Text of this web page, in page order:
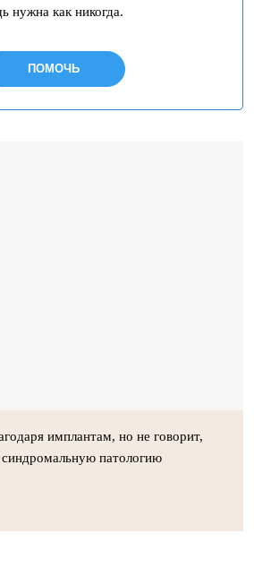
нужна как никогда.
ПОМОЧЬ
имплантам, но не говорит,
патологию